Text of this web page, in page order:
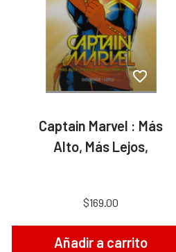
Captain Marvel : Más
Alto, Más Lejos,
$169.00
Añadir a carrito